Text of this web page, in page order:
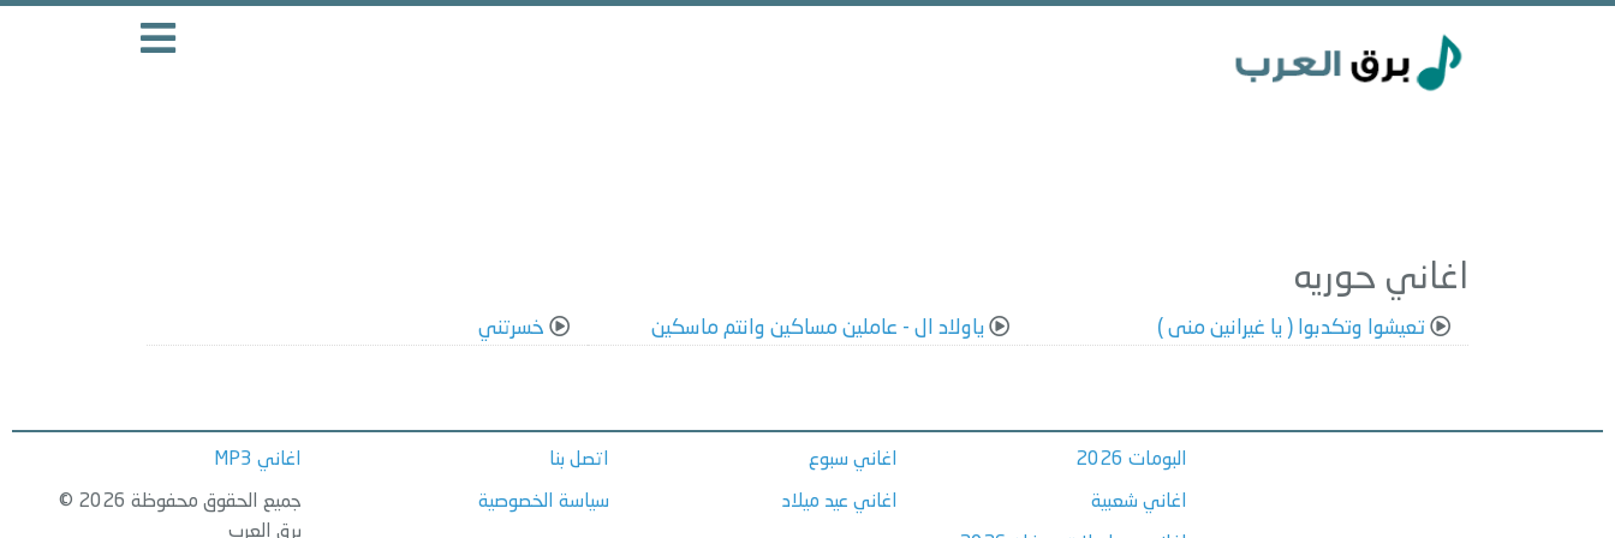
اغاني حوريه
تعيشوا وتكدبوا ( يا غيرانين منى ) ياولاد ال - عاملين مساكين وانتم ماسكين خسرتني
البومات 2026
اغاني شعبية
اغاني سبوع
اغاني عيد ميلاد
اتصل بنا
سياسة الخصوصية
اغاني MP3
جميع الحقوق محفوظة 2026 ©
برق العرب